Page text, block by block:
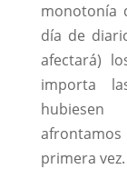
monotonía
día de
afectará)
importa
primera vez.